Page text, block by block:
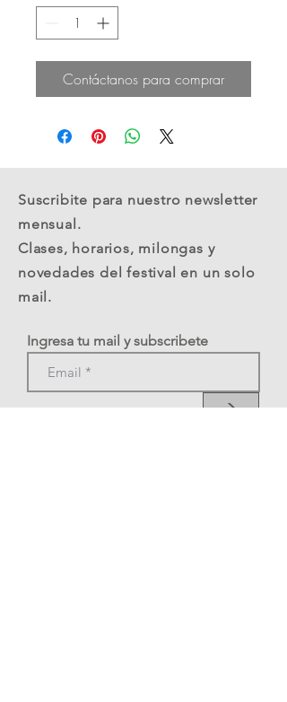
Contáctanos para comprar
Suscribite para nuestro newsletter
mensual.
Clases, horarios, milongas y
novedades del festival en un solo
mail.
Ingresa tu mail y subscribete
>